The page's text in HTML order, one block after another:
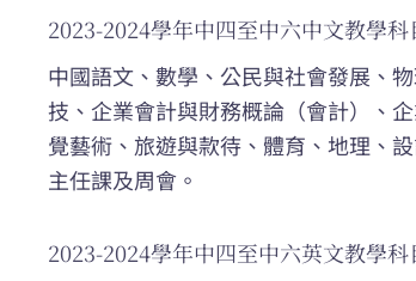
2023-2024學年中四至中六中文教學科
中國語文、數學、公民與社會發展、
技、企業會計與財務概論（會計）、
覺藝術、旅遊與款待、體育、地理、
主任課及周會。
2023-2024學年中四至中六英文教學科